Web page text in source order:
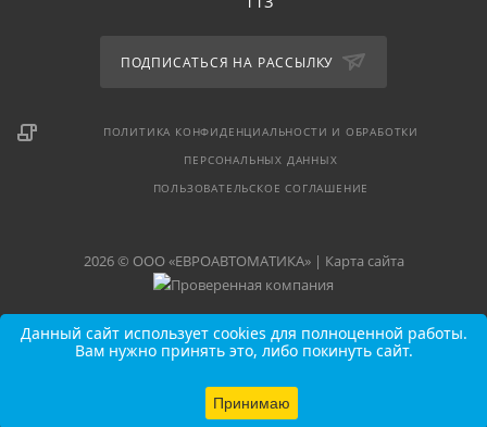
ПОДПИСАТЬСЯ НА РАССЫЛКУ
ПОЛИТИКА КОНФИДЕНЦИАЛЬНОСТИ И ОБРАБОТКИ
ПЕРСОНАЛЬНЫХ ДАННЫХ
ПОЛЬЗОВАТЕЛЬСКОЕ СОГЛАШЕНИЕ
2026 © ООО «ЕВРОАВТОМАТИКА» | Карта сайта
Данный сайт использует cookies для полноценной работы.
Вам нужно принять это, либо покинуть сайт.
Принимаю